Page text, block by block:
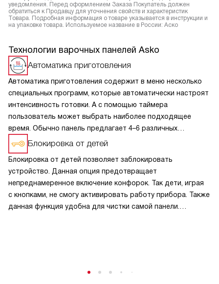
уведомления. Перед оформлением Заказа Покупатель должен
обратиться к Продавцу для уточнения свойств и характеристик
Товара. Подробная информация о товаре указывается в инструкции и
на упаковке товара. Используемое название в России: Аско
Технологии варочных панелей Asko
Автоматика приготовления
Автоматика приготовления содержит в меню несколько
специальных программ, которые автоматически настроят
интенсивность готовки. А с помощью таймера
пользователь может выбрать наиболее подходящее
время. Обычно панель предлагает 4–6 различных
настроек для кипячения, поддержания тепла, варки
на медленном огне, жарения, гриля и использования
посуды вок.
Блокировка от детей
Блокировка от детей позволяет заблокировать
устройство. Данная опция предотвращает
непреднамеренное включение конфорок. Так дети, играя
с кнопками, не смогу активировать работу прибора. Также
данная функция удобна для чистки самой панели.